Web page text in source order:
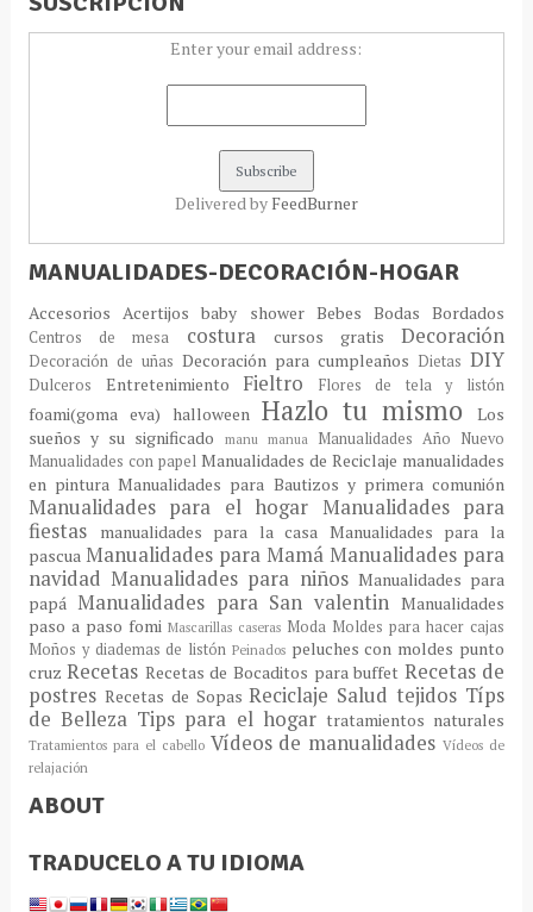
Enter your email address:
Delivered by FeedBurner
MANUALIDADES-DECORACIÓN-HOGAR
AccesoriosAcertijosbaby shower Bebes BodasBordados
Centros de mesa costura cursos gratisDecoración
Decoración de uñas Decoración para cumpleaños DietasDIY
Dulceros Entretenimiento Fieltro Flores de tela y listón
foami(goma eva) halloween Hazlo tu mismoLos
sueños y su significado
manu manua Manualidades Año Nuevo
Manualidades con papel Manualidades de Reciclaje manualidades
en pinturaManualidades para Bautizos y primera comunión
Manualidades para el hogar Manualidades para
fiestas
manualidades para la casa Manualidades para la
pascua Manualidades para MamáManualidades para
navidadManualidades para niños Manualidades para
papá Manualidades para San valentinManualidades
paso a paso fomi Mascarillas caseras Moda Moldes para hacer cajas
Moños y diademas de listón Peinados peluches con moldes punto
cruzRecetas Recetas de Bocaditos para buffet Recetas de
postres Recetas de SopasReciclaje Saludtejidos Típs
de Belleza Tips para el hogar tratamientos naturales
Tratamientos para el cabello Vídeos de manualidadesVídeos de
relajación
ABOUT
TRADUCELO A TU IDIOMA